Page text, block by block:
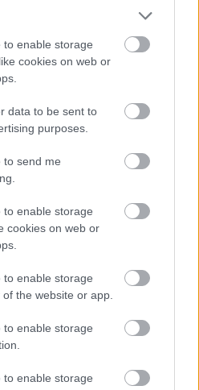
to enable storage
cookies on web or
data to be sent to
purposes.
to send me
to enable storage
cookies on web or
to enable storage
the website or app.
to enable storage
to enable storage
* * *